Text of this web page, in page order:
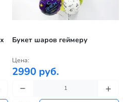
Букет шаров геймеру
Цена:
2990 руб.